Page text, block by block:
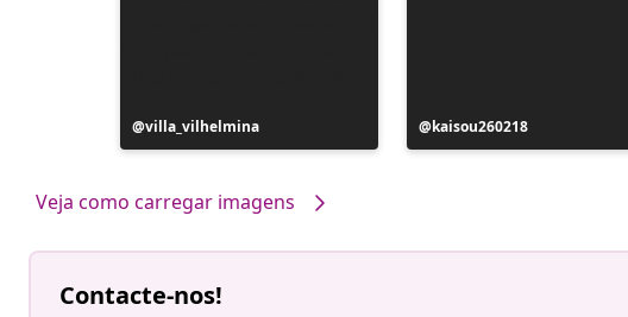
Postagem
publicada
villa_vilhelmina
Postagem
publicada
kaisou260218
Veja como carregar imagens
Contacte-nos!